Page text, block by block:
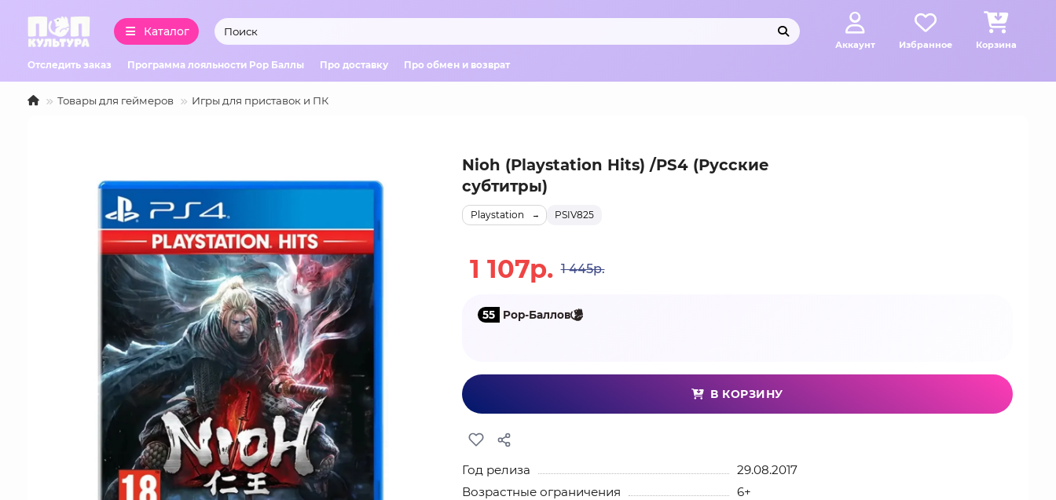
Каталог
Аккаунт Избранное Корзина
Отследить заказ Программа лояльности Pop Баллы Про доставку Про обмен и возврат
Товары для геймеров Игры для приставок и ПК
Nioh (Playstation Hits) /PS4 (Русские
субтитры)
PSIV825
Playstation
1 107р. 1 445р.
55 Pop-Баллов
В КОРЗИНУ
Год релиза
29.08.2017
Возрастные ограничения
6+